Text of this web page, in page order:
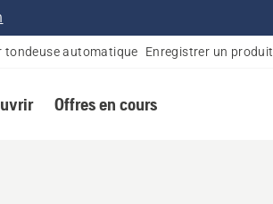
tondeuse automatique Enregistrer un produit
Offres en cours